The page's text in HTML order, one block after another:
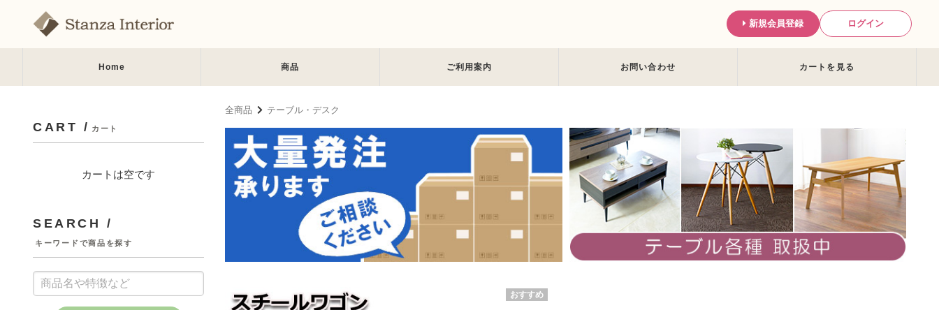
ログイン
新規会員登録
Home 商品 ご利用案内 お問い合わせ カートを見る
全商品 テーブル・デスク
CART / カート
カートは空です
SEARCH /
キーワードで商品を探す